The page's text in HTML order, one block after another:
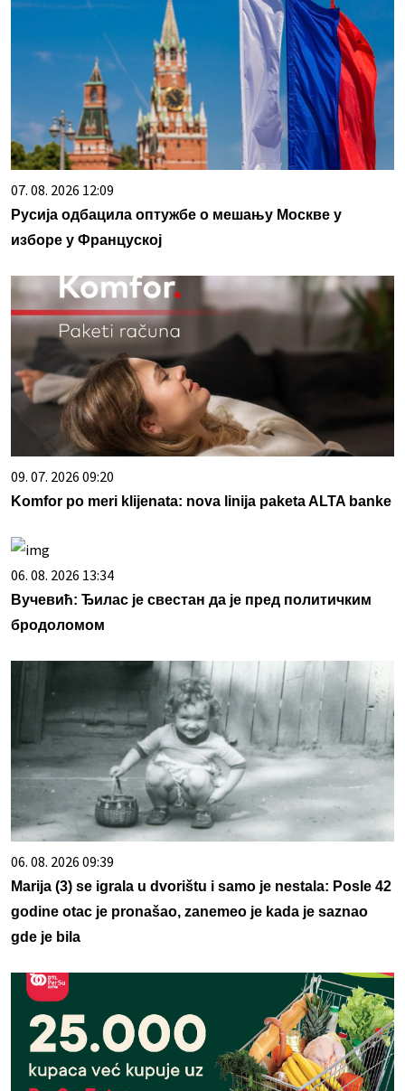
07. 08. 2026 12:09
Русијa одбацила оптужбе о мешању Москве у
изборе у Француској
09. 07. 2026 09:20
Komfor po meri klijenata: nova linija paketa ALTA banke
06. 08. 2026 13:34
Вучевић: Ђилас је свестан да је пред политичким
бродоломом
06. 08. 2026 09:39
Marija (3) se igrala u dvorištu i samo je nestala: Posle 42
godine otac je pronašao, zanemeo je kada je saznao
gde je bila